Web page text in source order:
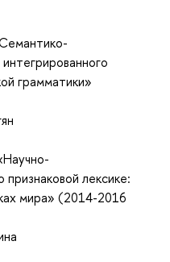
грамматики»
лексике:
мира» (2014-2016